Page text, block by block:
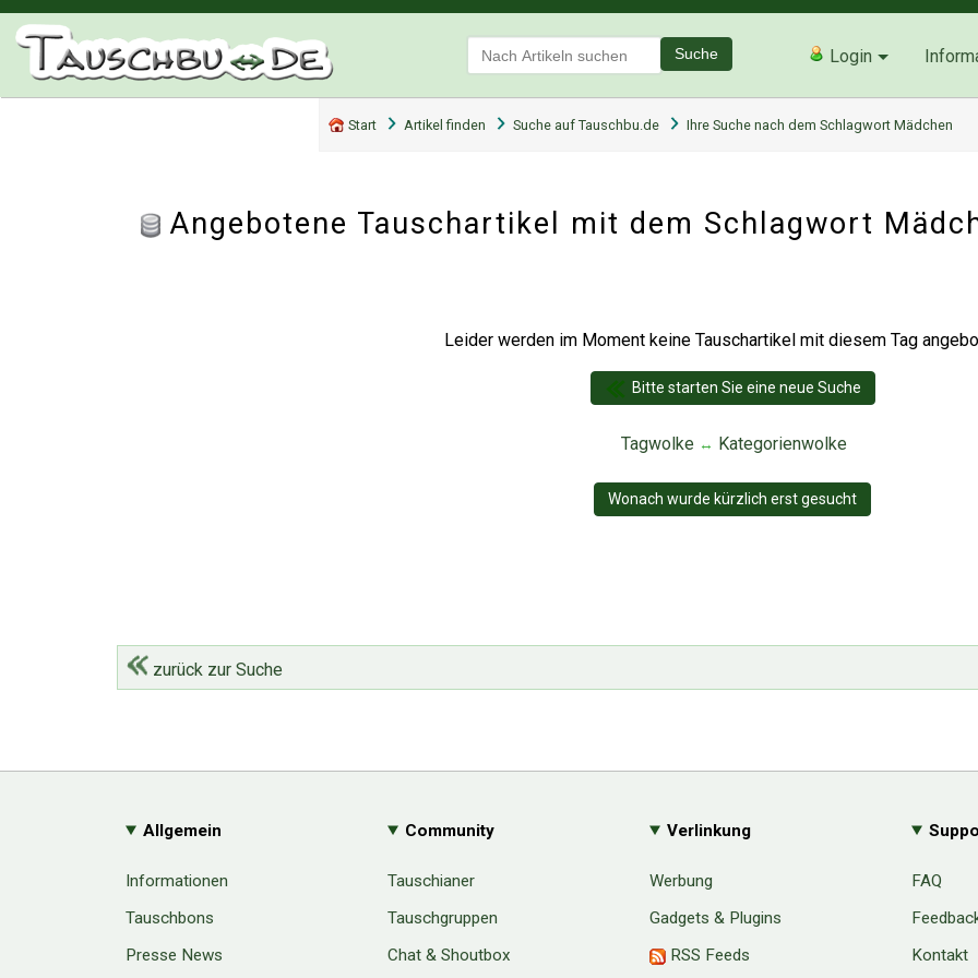
Suche Login
Start Artikel finden Suche auf Tauschbu.de Ihre Suche nach dem Schlagwort Mädchen
Angebotene Tauschartikel mit dem Schlagwort
Leider werden im Moment keine Tauschartikel mit diesem Tag
Bitte starten Sie eine neue Suche
Tagwolke ↔ Kategorienwolke
Wonach wurde kürzlich erst gesucht
zurück zur Suche
Allgemein
Informationen
Tauschbons
Presse News
Community
Tauschianer
Tauschgruppen
Chat & Shoutbox
Verlinkung
Werbung
Gadgets & Plugins
RSS Feeds
FAQ
Kontakt